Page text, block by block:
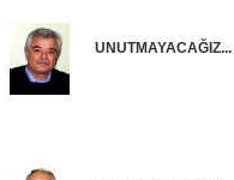
UNUTMAYACAĞIZ...